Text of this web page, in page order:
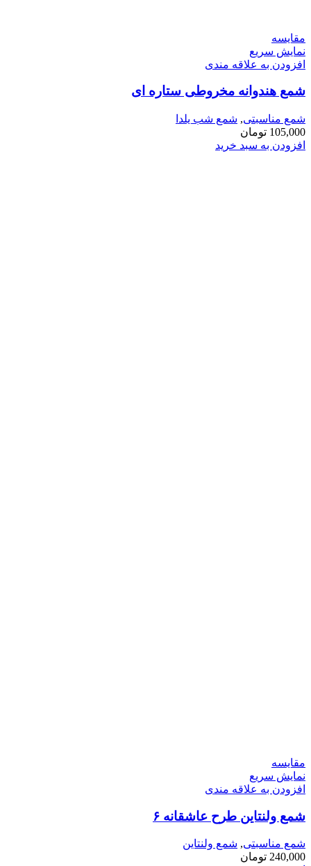
مقايسه
نمایش سریع
افزودن به علاقه مندی
شمع هندوانه مخروطی ستاره ای
شمع مناسبتی, شمع شب یلدا
105,000 تومان
افزودن به سبد خرید
مقايسه
نمایش سریع
افزودن به علاقه مندی
شمع ولنتاین طرح عاشقانه ۶
شمع مناسبتی, شمع ولنتاین
240,000 تومان